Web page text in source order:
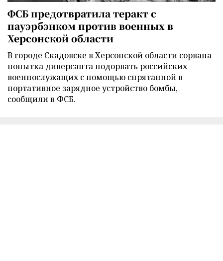
ФСБ предотвратила теракт с
пауэрбэнком против военных в
Херсонской области
В городе Скадовске в Херсонской области сорвана
попытка диверсанта подорвать российских
военнослужащих с помощью спрятанной в
портативное зарядное устройство бомбы,
сообщили в ФСБ.